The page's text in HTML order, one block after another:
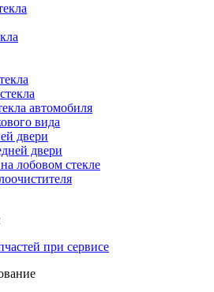
автомобиля
вида
двери
двери
лобовом стекле
при сервисе